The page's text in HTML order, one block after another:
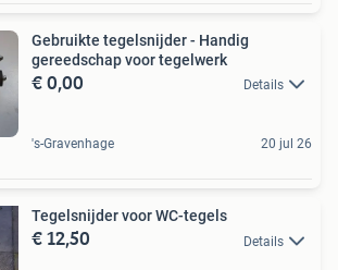
Gebruikte tegelsnijder - Handig
gereedschap voor tegelwerk
€ 0,00 Details
's-Gravenhage 20 jul 26
Tegelsnijder voor WC-tegels
€ 12,50 Details